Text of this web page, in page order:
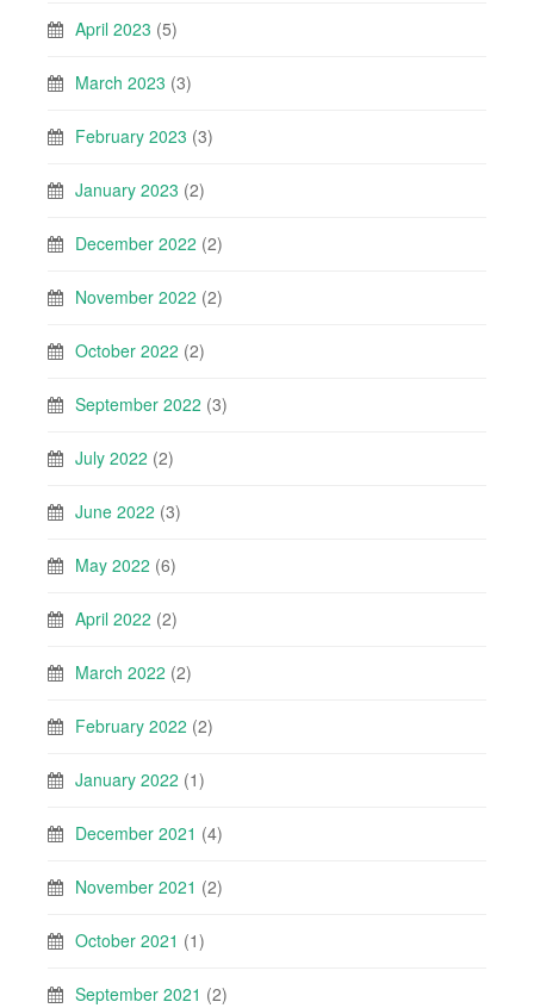
April 2023 (5)
March 2023 (3)
February 2023 (3)
January 2023 (2)
December 2022 (2)
November 2022 (2)
October 2022 (2)
September 2022 (3)
July 2022 (2)
June 2022 (3)
May 2022 (6)
April 2022 (2)
March 2022 (2)
February 2022 (2)
January 2022 (1)
December 2021 (4)
November 2021 (2)
October 2021 (1)
September 2021 (2)